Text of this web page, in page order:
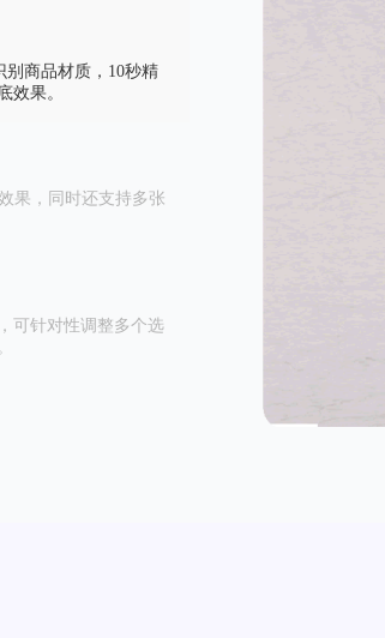
商品材质，10秒精
效果。
果，同时还支持多张
可针对性调整多个选